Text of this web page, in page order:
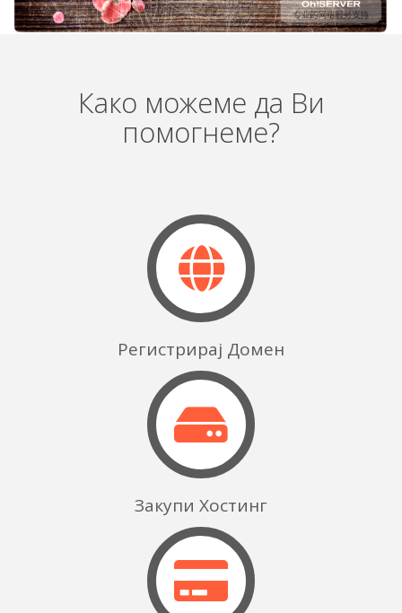
Како можеме да Ви
помогнеме?
Регистрирај Домен
Закупи Хостинг